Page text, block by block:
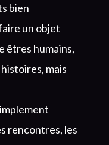
bien
un objet
êtres humains,
mais
rencontres, les